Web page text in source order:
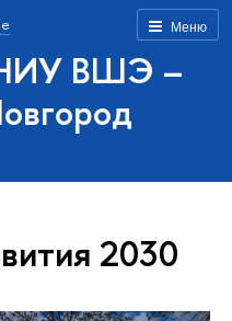
Меню
НИУ ВШЭ –
2030